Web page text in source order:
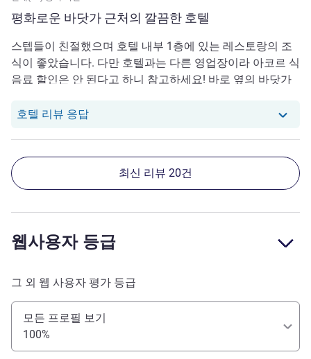
평화로운 바닷가 근처의 깔끔한 호텔
스텝들이 친절했으며 호텔 내부 1층에 있는 레스토랑의 조
식이 좋았습니다. 다만 호텔과는 다른 영업장이라 아코르 식
음료 할인은 안 된다고 하니 참고하세요! 바로 옆의 바닷가
조리 시설은 없지만 간이 부엌이 있어서 테이크아웃 가져와
호텔 리뷰 응답당 호텔에서는 Iy로부터의 리뷰에 응답했습니
최신 리뷰 20건
웹사용자 등급
그 외 웹 사용자 평가 등급
모든 프로필 보기
100%